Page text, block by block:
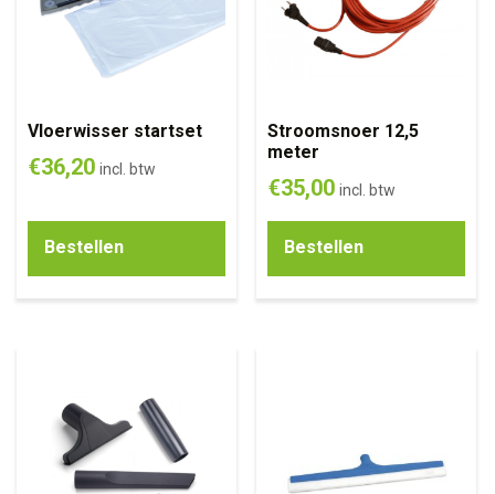
Vloerwisser startset
€36,20 incl. btw
Bestellen
Stroomsnoer 12,5
meter
€35,00 incl. btw
Bestellen